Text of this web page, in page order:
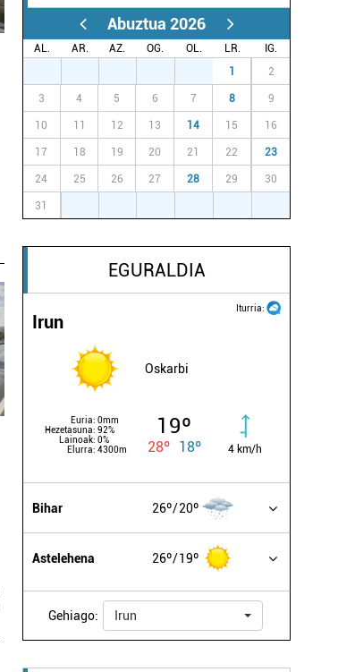
Abuztua 2026
AL. AR. AZ. OG. OL. LR.
IG.
1 2
3 4 5 6 7 8 9
10 11 12 13 14 15 16
17 18 19 20 21 22 23
24 25 26 27 28 29 30
31
EGURALDIA
Iturria:
Irun
Oskarbi
Euria: 0mm
Hezetasuna: 92%
Lainoak: 0%
Elurra: 4300m
19º
28º 18º 4 km/h
Bihar 26º 20º
Astelehena 26º 19º
Gehiago: Irun